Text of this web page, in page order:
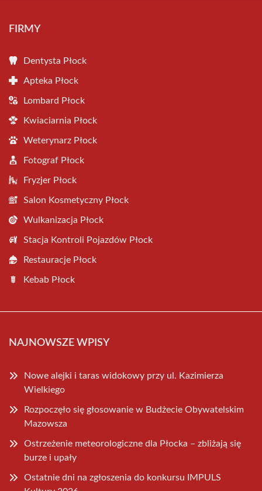
FIRMY
Dentysta Płock
Apteka Płock
Lombard Płock
Kwiaciarnia Płock
Weterynarz Płock
Fotograf Płock
Fryzjer Płock
Salon Kosmetyczny Płock
Wulkanizacja Płock
Stacja Kontroli Pojazdów Płock
Restauracje Płock
Kebab Płock
NAJNOWSZE WPISY
Nowe alejki i taras widokowy przy ul. Kazimierza
Wielkiego
Rozpoczęło się głosowanie w Budżecie Obywatelskim
Mazowsza
Ostrzeżenie meteorologiczne dla Płocka – zbliżają się
burze i upały
Ostatnie dni na zgłoszenia do konkursu IMPULS